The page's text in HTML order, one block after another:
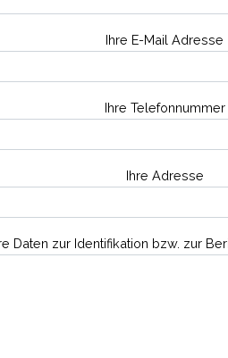
Ihre E-Mail Adresse
Ihre Telefonnummer
Ihre Adresse
Daten zur Identifikation bzw. zur